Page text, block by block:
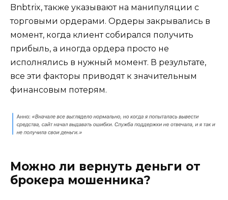
Bnbtrix, также указывают на манипуляции с
торговыми ордерами. Ордеры закрывались в
момент, когда клиент собирался получить
прибыль, а иногда ордера просто не
исполнялись в нужный момент. В результате,
все эти факторы приводят к значительным
финансовым потерям.
Можно ли вернуть деньги от
брокера мошенника?